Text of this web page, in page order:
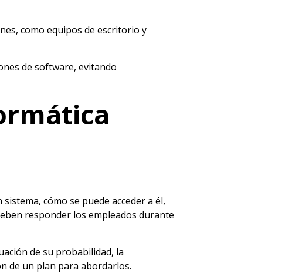
como equipos de escritorio y
de software, evitando
cómo se puede acceder a él,
responder los empleados durante
de su probabilidad, la
de un plan para abordarlos.